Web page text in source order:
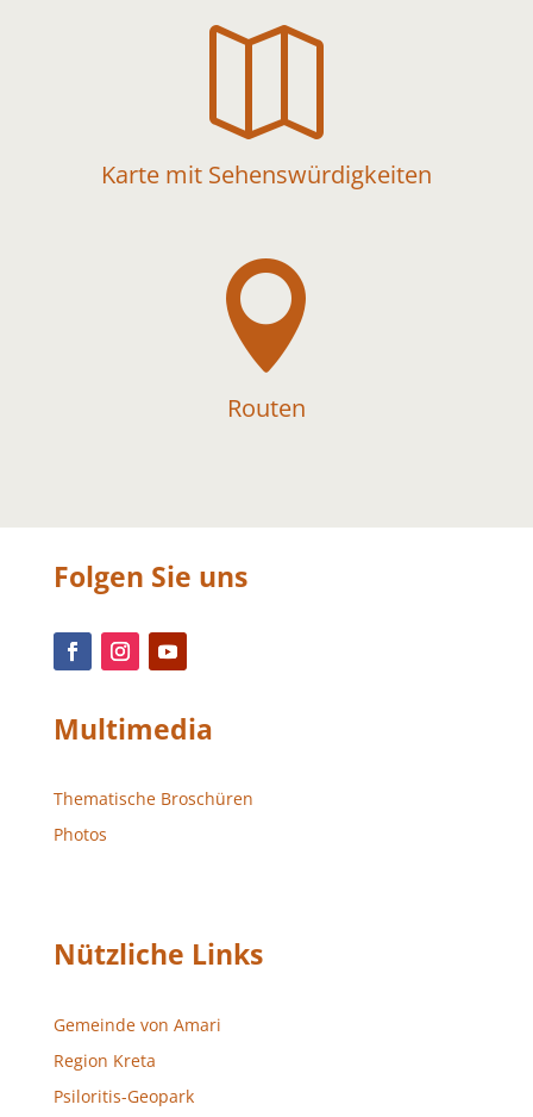

Karte mit Sehenswürdigkeiten

Routen
Folgen Sie uns
Multimedia
Thematische Broschüren
Photos
Nützliche Links
Gemeinde von Amari
Region Kreta
Psiloritis-Geopark